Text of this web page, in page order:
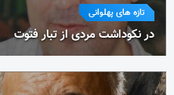
تازه های پهلوانی
در نکوداشت مردی از تبار فتوت